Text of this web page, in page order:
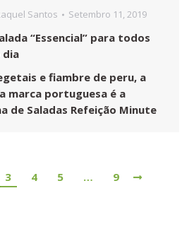
Santos Setembro 11, 2019
“Essencial” para todos
dia
e fiambre de peru, a
marca portuguesa é a
de Saladas Refeição Minute
3 4 5 … 9